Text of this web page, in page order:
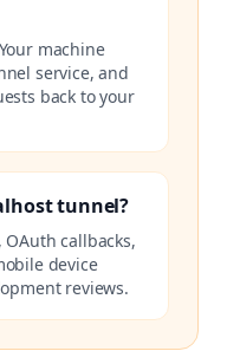
machine
service, and
back to your
tunnel?
callbacks,
device
reviews.